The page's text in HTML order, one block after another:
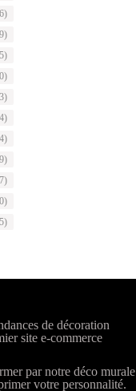
de décoration
site e-commerce
par notre déco murale
votre personnalité.